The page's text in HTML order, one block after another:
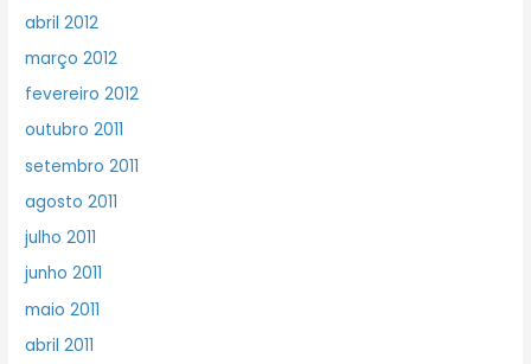
abril 2012
março 2012
fevereiro 2012
outubro 2011
setembro 2011
agosto 2011
julho 2011
junho 2011
maio 2011
abril 2011